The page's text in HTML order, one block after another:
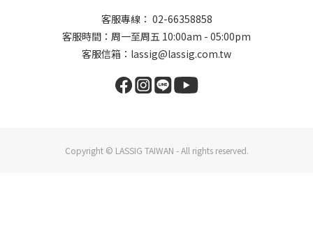
客服專線： 02-66358858
客服時間：周一至周五 10:00am - 05:00pm
客服信箱：lassig@lassig.com.tw
Copyright © LASSIG TAIWAN - All rights reserved.